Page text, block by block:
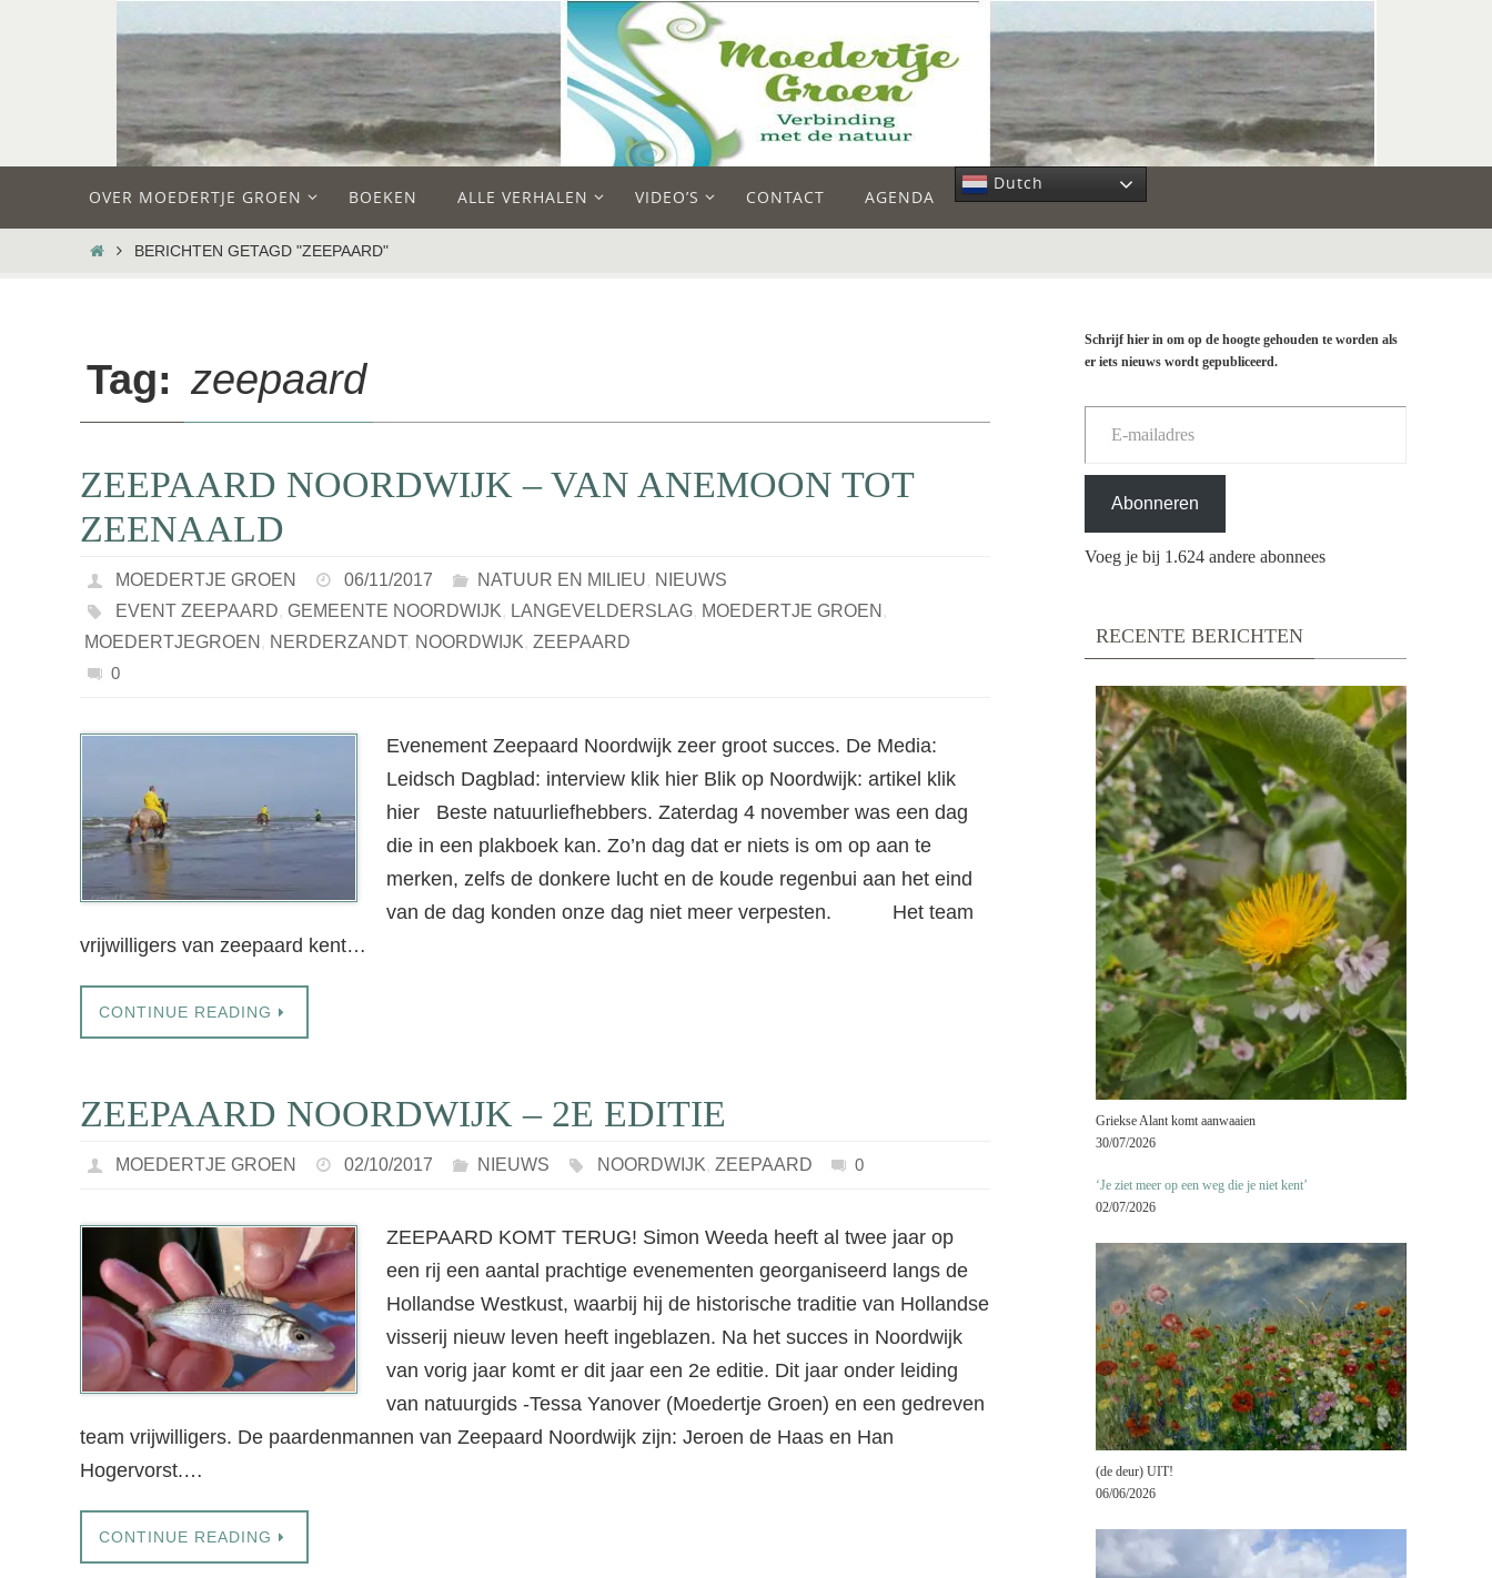
de
OVER MOEDERTJE GROEN BOEKEN ALLE VERHALEN VIDEO’S CONTACT AGENDA
Dutch
HOMEBERICHTEN GETAGD "ZEEPAARD"
Tag: zeepaard
ZEEPAARD NOORDWIJK – VAN ANEMOON TOT
ZEENAALD
MOEDERTJE GROEN 06/11/2017 NATUUR EN MILIEU, NIEUWS
EVENT ZEEPAARD, GEMEENTE NOORDWIJK, LANGEVELDERSLAG, MOEDERTJE GROEN ,
MOEDERTJEGROEN , NERDERZANDT, NOORDWIJK, ZEEPAARD
0
Evenement Zeepaard Noordwijk zeer groot succes. De Media:
Leidsch Dagblad: interview klik hier Blik op Noordwijk: artikel klik
hier Beste natuurliefhebbers. Zaterdag 4 november was een dag
die in een plakboek kan. Zo’n dag dat er niets is om op aan te
merken, zelfs de donkere lucht en de koude regenbui aan het eind
van de dag konden onze dag niet meer verpesten. Het team
vrijwilligers van zeepaard kent…
CONTINUE READING
ZEEPAARD NOORDWIJK – 2E EDITIE
MOEDERTJE GROEN 02/10/2017 NIEUWS NOORDWIJK, ZEEPAARD 0
ZEEPAARD KOMT TERUG! Simon Weeda heeft al twee jaar op
een rij een aantal prachtige evenementen georganiseerd langs de
Hollandse Westkust, waarbij hij de historische traditie van Hollandse
visserij nieuw leven heeft ingeblazen. Na het succes in Noordwijk
van vorig jaar komt er dit jaar een 2e editie. Dit jaar onder leiding
van natuurgids -Tessa Yanover (Moedertje Groen) en een gedreven
team vrijwilligers. De paardenmannen van Zeepaard Noordwijk zijn: Jeroen de Haas en Han
Hogervorst.…
CONTINUE READING
Schrijf hier in om op de hoogte gehouden te worden als
er iets nieuws wordt gepubliceerd.
E-mailadres
Abonneren
Voeg je bij 1.624 andere abonnees
RECENTE BERICHTEN
Griekse Alant komt aanwaaien
30/07/2026
‘Je ziet meer op een weg die je niet kent’
02/07/2026
(de deur) UIT!
06/06/2026